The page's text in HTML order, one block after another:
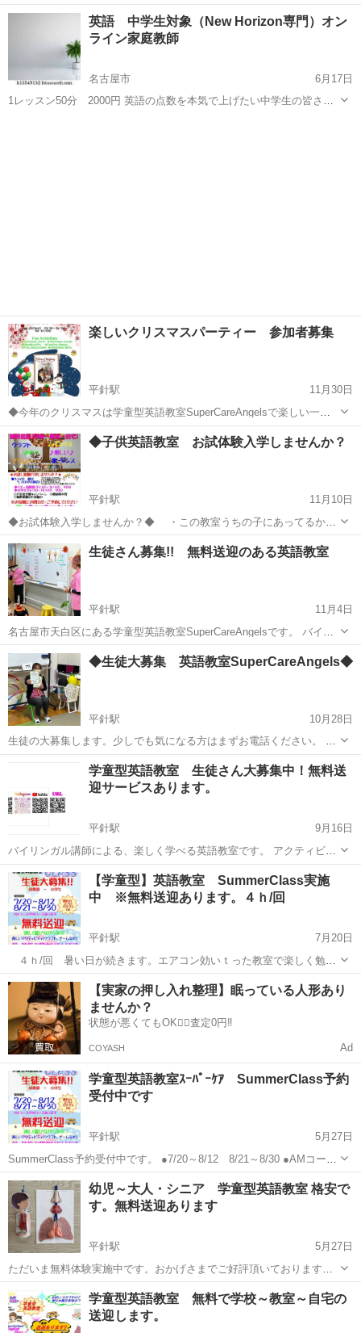
なります。 南山大学1年生の僕ですが、センター試験英語9割を突破
し、慶應義塾大学の英語試験では8割を突破しました。 僕自身が英語
愛知 名古屋市 英語/基礎英語
英語 中学生対象（New Horizon専門）オン
ライン家庭教師
名古屋市
6月17日
1レッスン50分 2000円 英語の点数を本気で上げたい中学生の皆さん
楽しいクリスマスパーティー 参加者募集
平針駅
11月30日
◆今年のクリスマスは学童型英語教室SuperCareAngelsで楽しい一時
を!!◆ 入会していない方も飛込み参加ＯＫです(^^♪ バイリンガル英
語講師と楽しく英語を学びながらパーティーをしましょう フォニ...
愛知 名古屋市 平針駅 英語/基礎英語 英語教室
◆子供英語教室 お試体験入学しませんか？
平針駅
11月10日
◆お試体験入学しませんか？◆ ・この教室うちの子にあってるかか
なぁ～？ ・どんな雰囲気なんだろ～ ・いきなり正式入会は？？？
・１コマだけでは決めれないかも そんな方にお勧めなお試体験入学
です。 ●...
愛知 名古屋市 平針駅 英語/基礎英語 コマ
生徒さん募集!! 無料送迎のある英語教室
平針駅
11月4日
名古屋市天白区にある学童型英語教室SuperCareAngelsです。 バイリ
ンガル講師による、楽しく学べ自然に英語がみに付きます。 アクティ
ビティもあり、本当にみんな楽しく学んでいます。 無料体験実施中で
すので、...
愛知 名古屋市 平針駅 英語/基礎英語
◆生徒大募集 英語教室SuperCareAngels◆
平針駅
10月28日
生徒の大募集します。少しでも気になる方はまずお電話ください。 お
問い合わせは土日も大丈夫です。 対象：①３才～幼稚園児 15：00
～ 16：30 90分 ②小学生 16：30 ～ 18：00
90分...
名古屋市 平針駅 英語/基礎英語 英語教室
学童型英語教室 生徒さん大募集中！無料送
迎サービスあります。
平針駅
9月16日
バイリンガル講師による、楽しく学べる英語教室です。 アクティビテ
ィもあり、本当にみんな楽しく学んでいます。 無料体験実施中ですの
で、この楽しい教室を覗きにきませんか?! ＠料金も地域最安値 ＠
無料送迎(学校～...
愛知 名古屋市 平針駅 英語/基礎英語
【学童型】英語教室 SummerClass実施
中 ※無料送迎あります。４ｈ/回
平針駅
7月20日
４ｈ/回 暑い日が続きます。エアコン効いｔった教室で楽しく勉
強！ ※学校～教室～自宅までの無料送迎学童型英語教室
SuperCareAngels ●SummerClass ７/20～8/30 期間中は土曜日も営
業...
愛知 名古屋市 平針駅 英語/基礎英語
【実家の押し入れ整理】眠っている人形あり
ませんか？
状態が悪くてもOK🙆‍♀️査定0円‼️
COYASH Ad
学童型英語教室ｽｰﾊﾟｰｹｱ SummerClass予約
受付中です
平針駅
5月27日
SummerClass予約受付中です。 ●7/20～8/12 8/21～8/30 ●AMコー
ス 9：30～13：30 PMコース 13：30～17：30 ●無料送迎あり ●
前・後延長預かりあり ●この夏に英語はワン...
愛知 名古屋市 平針駅 英語/基礎英語 英語教室
幼児～大人・シニア 学童型英語教室 格安で
す。無料送迎あります
平針駅
5月27日
ただいま無料体験実施中です。おかげさまでご好評頂いております。
少しでも興味をお持ち頂きましたらお気軽に無料体験してください。
ホームページも見てくださいね。 ※無料体験を是非ご予約ください。
（無理な営業しません。...
愛知 名古屋市 平針駅 英語/基礎英語 シニア
学童型英語教室 無料で学校～教室～自宅の
送迎します。